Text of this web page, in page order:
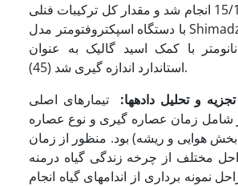
مقطر و با نسبت 15/1 انجام شد و مقدار کل ترکیبات فنلی
با دستگاه اسپکتروفتومتر مدل Shimadzu UV-120-02 در
طول موج 760 نانومتر با کمک اسید گالیک به عنوان
استاندارد اندازه گیری شد (45).
و تحلیل داده­ها:
تیمارهای اصلی
شامل زمان عصاره گیری و نوع عصاره
هوایی و ریشه) بود. منظور از زمان
مختلف از چرخه زندگی گیاه درمنه
نمونه برداری از اندام­های گیاه انجام